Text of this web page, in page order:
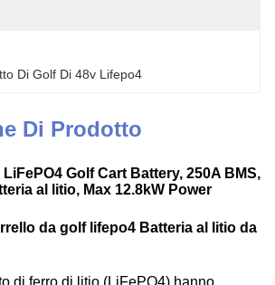
Di Golf Di 48v Lifepo4
Di Prodotto
Golf Cart Battery, 250A BMS,
al litio, Max 12.8kW Power
da golf lifepo4 Batteria al litio da
di ferro di litio (LiFePO4) hanno